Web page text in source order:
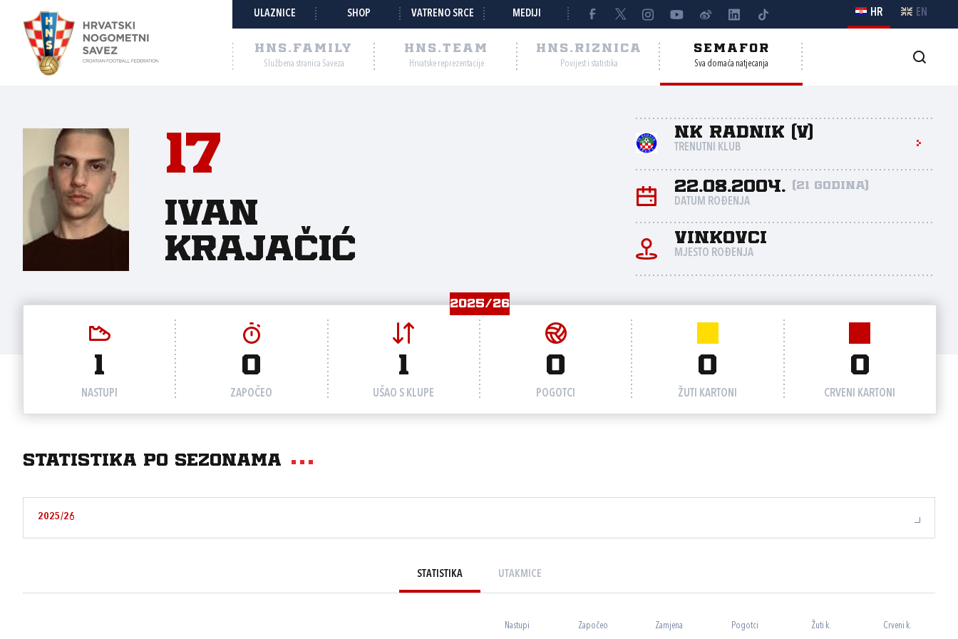
ULAZNICE SHOP VATRENO SRCE MEDIJI HR EN
HNS.FAMILY
Službena stranica Saveza
HNS.TEAM
Hrvatske reprezentacije
HNS.RIZNICA
Povijest i statistika
SEMAFOR
Sva domaća natjecanja
17
Ivan
Krajačić
NK Radnik (V)
TRENUTNI KLUB
22.08.2004. (21 godina)
DATUM ROĐENJA
Vinkovci
MJESTO ROĐENJA
2025/26
1
NASTUPI
0
ZAPOČEO
1
UŠAO S KLUPE
0
POGOTCI
0
ŽUTI KARTONI
0
CRVENI KARTONI
Statistika po sezonama
2025/26
STATISTIKA UTAKMICE
Nastupi Započeo Zamjena Pogotci Žuti k. Crveni k.